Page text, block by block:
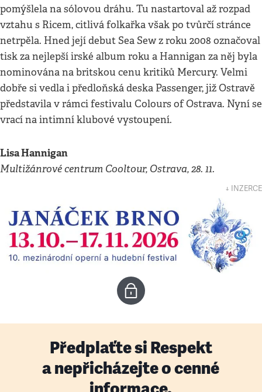
pomýšlela na sólovou dráhu. Tu nastartoval až rozpad
vztahu s Ricem, citlivá folkařka však po tvůrčí stránce
netrpěla. Hned její debut Sea Sew z roku 2008 označoval
tisk za nejlepší irské album roku a Hannigan za něj byla
nominována na britskou cenu kritiků Mercury. Velmi
dobře si vedla i předloňská deska Passenger, již Ostravě
představila v rámci festivalu Colours of Ostrava. Nyní se
vrací na intimní klubové vystoupení.
Lisa Hannigan
Multižánrové centrum Cooltour, Ostrava, 28. 11.
↓ INZERCE
Předplaťte si Respekt
a nepřicházejte o cenné